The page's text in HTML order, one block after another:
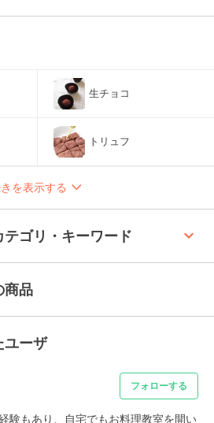
生チョコ
トリュフ
を表示する
ゴリ・キーワード keyboard_arrow_up
商品
ユーザ
フォローする
験もあり、自宅でもお料理教室を開い